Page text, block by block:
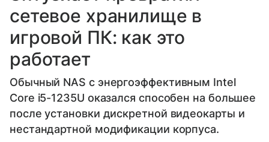
сетевое хранилище в
игровой ПК: как это
работает
Обычный NAS с энергоэффективным Intel
Core i5-1235U оказался способен на большее
после установки дискретной видеокарты и
нестандартной модификации корпуса.